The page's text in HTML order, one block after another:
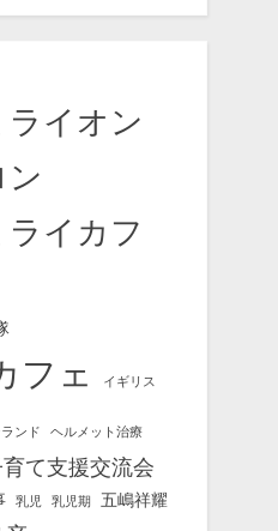
イオン
イカフ
フェ イギリス
ンド ヘルメット治療
て支援交流会
乳児 乳児期
五嶋祥耀